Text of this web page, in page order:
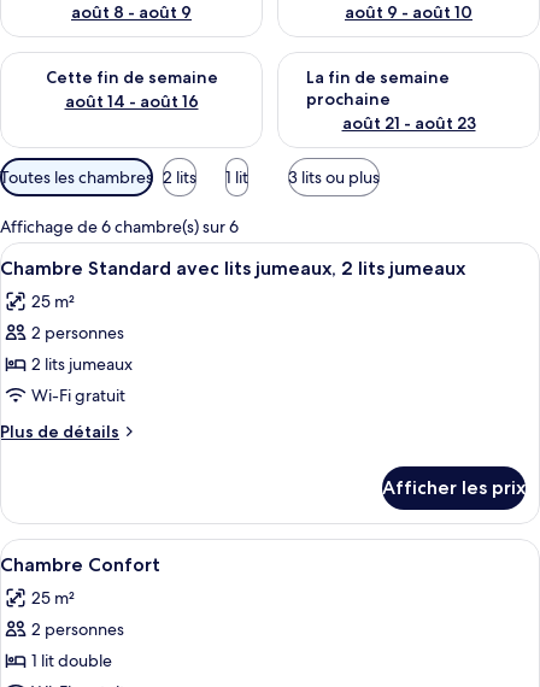
août 8 - août 9
août 9 - août 10
Cette fin de semaine
août 14 - août 16
Vérifier la disponibilité pour cette fin de semaine août 14 -
La fin de semaine
prochaine
août 21 - août 23
Vérifier la disponibilité pour
Filtres
disponibles
pour
les
chambres
Toutes les chambres 2 lits 1 lit 3 lits ou plus
Affichage de 6 chambre(s) sur 6
Afficher
toutes
les
photos
pour
ce
type
de
Chambre
Standard
avec
lits
jumeaux,
2
lits
Une chambre d’hôtel avec un mur
6
Chambre Standard avec lits jumeaux, 2 lits jumeaux
25 m²
2 personnes
2 lits jumeaux
Wi-Fi gratuit
Plus de détails
Plus
Chambre
Standard
avec
jumeaux,
2
jumeaux
Afficher les prix
Afficher
toutes
les
photos
pour
Une chambre à coucher avec un lit,
5
Chambre Confort
25 m²
2 personnes
1 lit double